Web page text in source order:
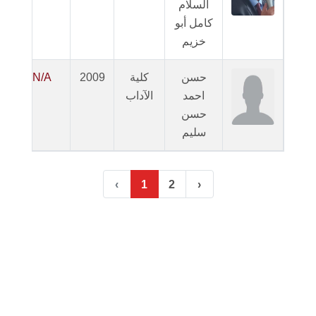
السلام
كامل أبو
خزيم
حسن
احمد
حسن
سليم
كلية
الآداب
2009
N/A
‹ 1 2 ›